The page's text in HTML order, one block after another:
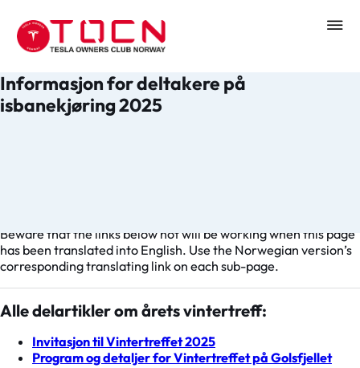
Informasjon for deltakere på
isbanekjøring 2025
Beware that the links below not will be working when this page
has been translated into English. Use the Norwegian version’s
corresponding translating link on each sub-page.
Alle delartikler om årets vintertreff:
Invitasjon til Vintertreffet 2025
Program og detaljer for Vintertreffet på Golsfjellet